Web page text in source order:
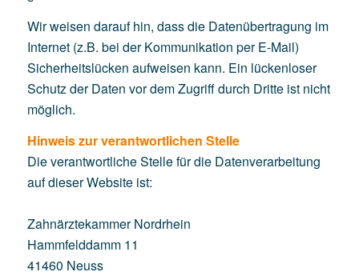
Wir weisen darauf hin, dass die Datenübertragung im
Internet (z.B. bei der Kommunikation per E-Mail)
Sicherheitslücken aufweisen kann. Ein lückenloser
Schutz der Daten vor dem Zugriff durch Dritte ist nicht
möglich.
Hinweis zur verantwortlichen Stelle
Die verantwortliche Stelle für die Datenverarbeitung
auf dieser Website ist:
Zahnärztekammer Nordrhein
Hammfelddamm 11
41460 Neuss